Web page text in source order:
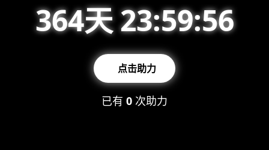
364天 23:59:56
点击助力
已有 0 次助力